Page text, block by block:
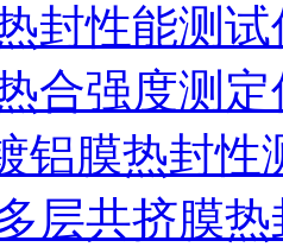
封性能测
合强度测
铝膜热封性
层共挤膜